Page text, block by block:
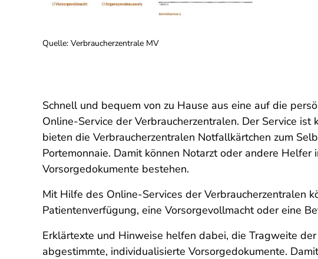
Quelle: Verbraucherzentrale MV
Schnell und bequem von zu Hause aus eine auf die
Online-Service der Verbraucherzentralen. Der Service ist
bieten die Verbraucherzentralen Notfallkärtchen zum
Portemonnaie. Damit können Notarzt oder andere
Vorsorgedokumente bestehen.
Mit Hilfe des Online-Services der Verbraucherzentralen
Patientenverfügung, eine Vorsorgevollmacht oder eine
Erklärtexte und Hinweise helfen dabei, die Tragweite
abgestimmte, individualisierte Vorsorgedokumente.